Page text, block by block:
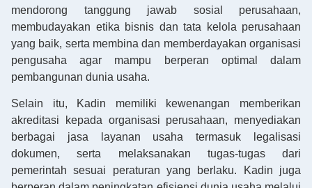
mendorong tanggung jawab sosial perusahaan,
membudayakan etika bisnis dan tata kelola perusahaan
yang baik, serta membina dan memberdayakan organisasi
pengusaha agar mampu berperan optimal dalam
pembangunan dunia usaha.
Selain itu, Kadin memiliki kewenangan memberikan
akreditasi kepada organisasi perusahaan, menyediakan
berbagai jasa layanan usaha termasuk legalisasi
dokumen, serta melaksanakan tugas-tugas dari
pemerintah sesuai peraturan yang berlaku. Kadin juga